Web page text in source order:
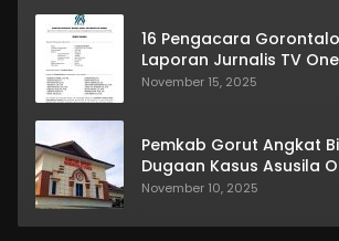
16 Pengacara
Laporan Jurnalis TV One
November 15, 2025
Pemkab Gorut Angkat
Dugaan Kasus Asusila
November 10, 2025